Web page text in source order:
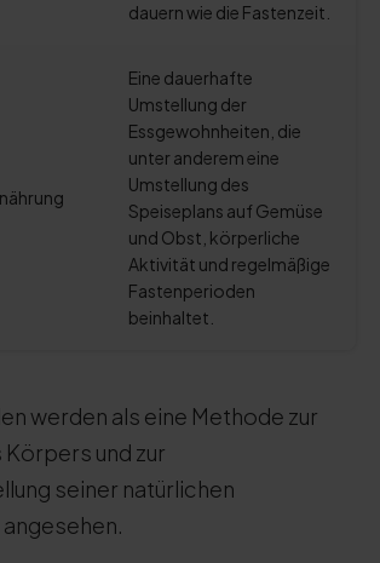
dauern wie die Fastenzeit.
Eine dauerhafte
Umstellung der
Essgewohnheiten, die
unter anderem eine
Umstellung des
Speiseplans auf Gemüse
und Obst, körperliche
Aktivität und regelmäßige
Fastenperioden
beinhaltet.
werden als eine Methode zur
Körpers und zur
seiner natürlichen